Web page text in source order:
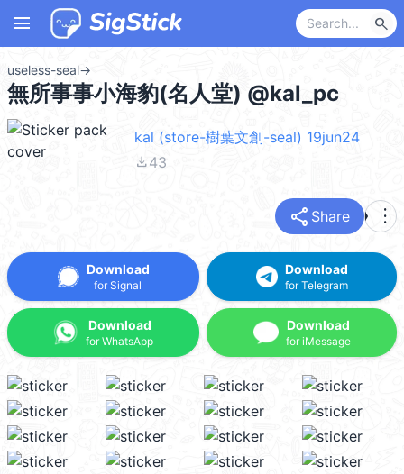
menu search
useless-seal→
無所事事小海豹(名人堂) @kal_pc
kal (store-樹葉文創-seal) 19jun24
file_download43
share Share more_vert
Download
for Signal
Download
for WhatsApp
Download
for Telegram
Download
for iMessage